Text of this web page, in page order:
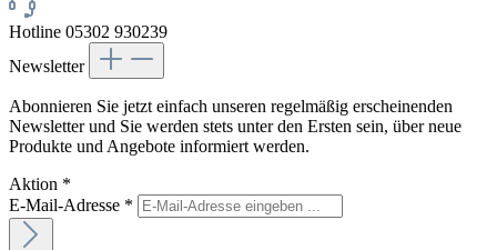
Hotline 05302 930239
Newsletter
Abonnieren Sie jetzt einfach unseren regelmäßig erscheinenden
Newsletter und Sie werden stets unter den Ersten sein, über neue
Produkte und Angebote informiert werden.
Aktion *
E-Mail-Adresse *